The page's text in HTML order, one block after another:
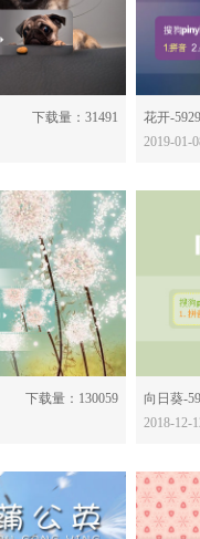
下载量：31491
花开-
2019-01-
下载量：130059
向日葵-
2018-12-